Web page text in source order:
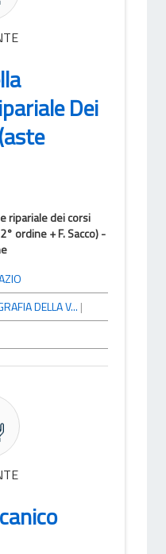
Dei
ripariale dei corsi
ordine + F. Sacco) -
DELLA V... |